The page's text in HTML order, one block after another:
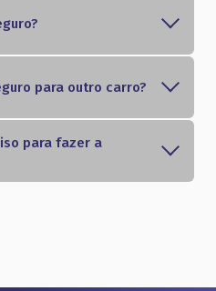
para outro carro?
para fazer a